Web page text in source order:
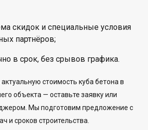
скидок и специальные условия
партнёров;
в срок, без срывов графика.
стоимость куба бетона в
объекта — оставьте заявку или
Мы подготовим предложение с
и сроков строительства.